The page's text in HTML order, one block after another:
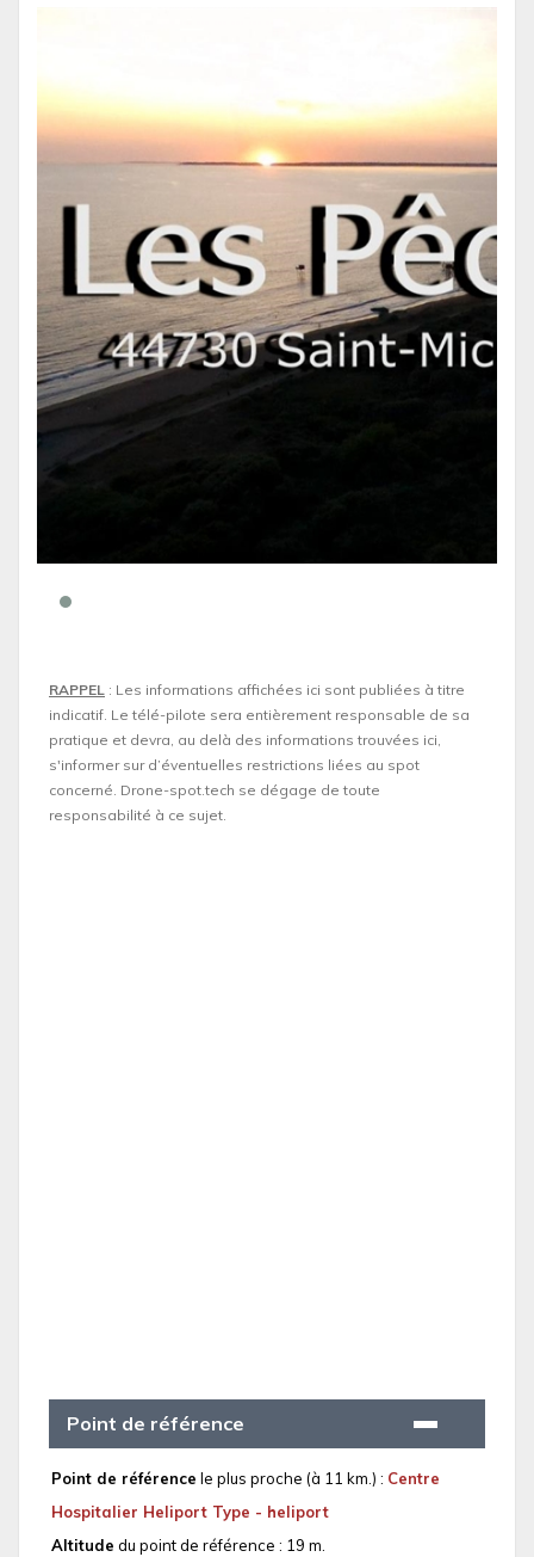
RAPPEL : Les informations affichées ici sont publiées à titre
indicatif. Le télé-pilote sera entièrement responsable de sa
pratique et devra, au delà des informations trouvées ici,
s'informer sur d’éventuelles restrictions liées au spot
concerné. Drone-spot.tech se dégage de toute
responsabilité à ce sujet.
Point de référence
Point de référence le plus proche (à 11 km.) : Centre
Hospitalier Heliport Type - heliport
Altitude du point de référence : 19 m.